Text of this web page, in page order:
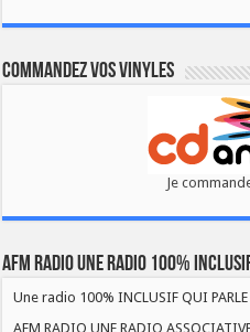
Commandez vos vinyles
Je
AFM RADIO UNE RADIO 100%
Une radio 100% INCLUSIF QUI
AFM RADIO UNE RADIO